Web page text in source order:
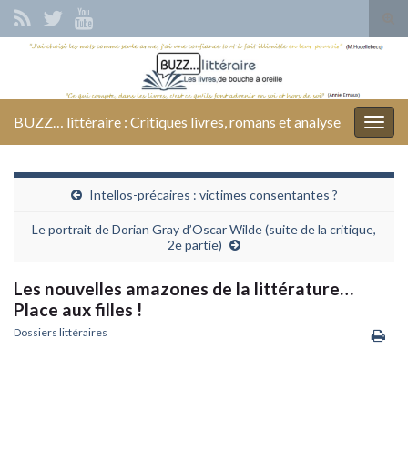
Search for:
BUZZ… littéraire : Critiques livres, romans et analyse
Intellos-précaires : victimes consentantes ?
Le portrait de Dorian Gray d’Oscar Wilde (suite de la critique,
2e partie)
Les nouvelles amazones de la littérature…
Place aux filles !
Dossiers littéraires